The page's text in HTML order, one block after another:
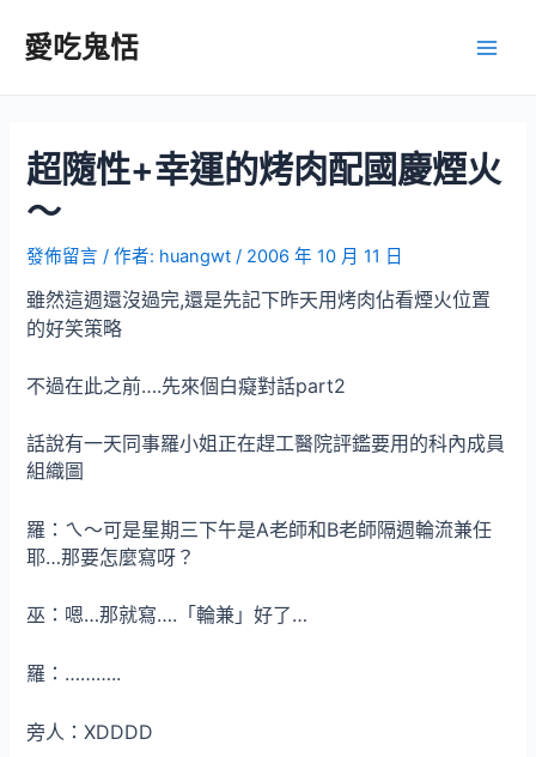
愛吃鬼恬
超隨性+幸運的烤肉配國慶煙火
～
發佈留言 / 作者: huangwt/ 2006 年 10 月 11 日
雖然這週還沒過完,還是先記下昨天用烤肉佔看煙火位置
的好笑策略
不過在此之前….先來個白癡對話part2
話說有一天同事羅小姐正在趕工醫院評鑑要用的科內成員
組織圖
羅：ㄟ～可是星期三下午是A老師和B老師隔週輪流兼任
耶…那要怎麼寫呀？
巫：嗯…那就寫….「輪兼」好了…
羅：………..
旁人：XDDDD